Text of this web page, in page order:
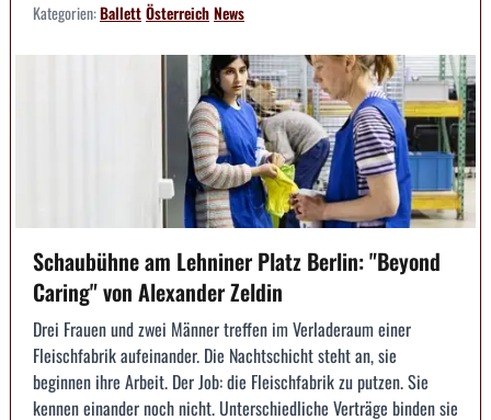
Kategorien:BallettÖsterreichNews
Schaubühne am Lehniner Platz Berlin: "Beyond
Caring" von Alexander Zeldin
Drei Frauen und zwei Männer treffen im Verladeraum einer
Fleischfabrik aufeinander. Die Nachtschicht steht an, sie
beginnen ihre Arbeit. Der Job: die Fleischfabrik zu putzen. Sie
kennen einander noch nicht. Unterschiedliche Verträge binden sie